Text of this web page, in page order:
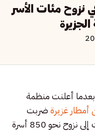
مئات الأسر
بعدما أعلنت منظمة
أمطار غزيرةضربت
محافظة أم القرى بولاية الجزيرة، أدت إلى نزوح نحو 850 أسرة